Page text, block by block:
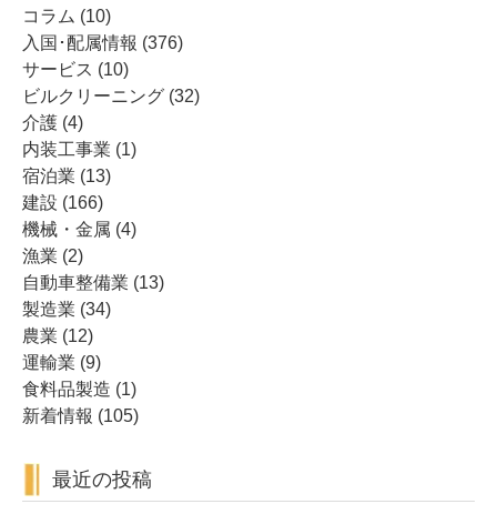
コラム (10)
入国･配属情報 (376)
サービス (10)
ビルクリーニング (32)
介護 (4)
内装工事業 (1)
宿泊業 (13)
建設 (166)
機械・金属 (4)
漁業 (2)
自動車整備業 (13)
製造業 (34)
農業 (12)
運輸業 (9)
食料品製造 (1)
新着情報 (105)
最近の投稿